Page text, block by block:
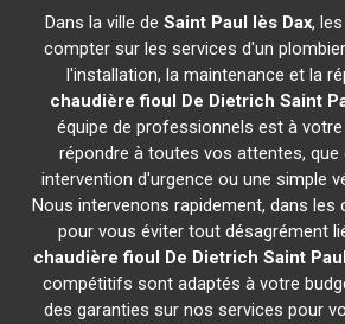
Dans la ville de Saint Paul lès Dax,
compter sur les services d'un
l'installation, la maintenance et la
chaudière fioul De Dietrich Saint
équipe de professionnels est à
répondre à toutes vos attentes, que
intervention d'urgence ou une simple
Nous intervenons rapidement, dans les
pour vous éviter tout désagrément
chaudière fioul De Dietrich Saint
compétitifs sont adaptés à votre
des garanties sur nos services pour